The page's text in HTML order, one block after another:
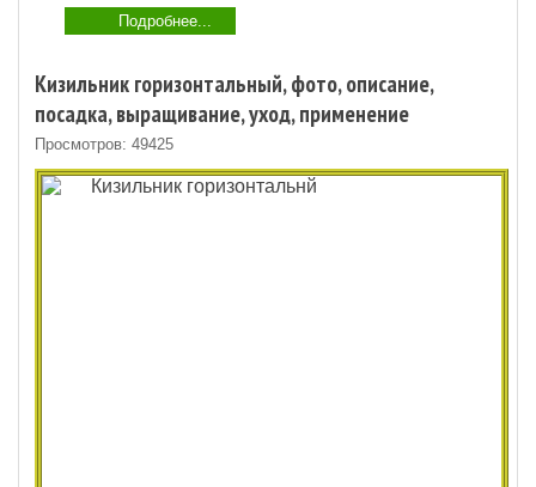
Подробнее...
Кизильник горизонтальный, фото, описание,
посадка, выращивание, уход, применение
Просмотров: 49425